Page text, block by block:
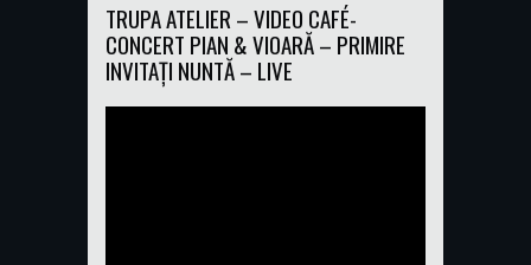
TRUPA ATELIER – VIDEO CAFÉ-
CONCERT PIAN & VIOARĂ – PRIMIRE
INVITAȚI NUNTĂ – LIVE